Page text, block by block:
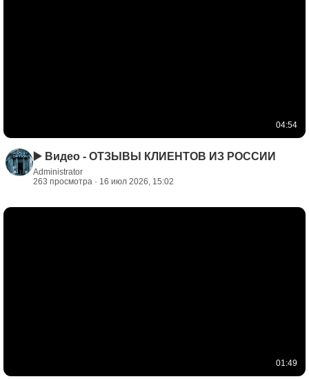
04:54
▶️ Видео - ОТЗЫВЫ КЛИЕНТОВ ИЗ РОССИИ
Administrator
263 просмотра · 16 июл 2026, 15:02
01:49